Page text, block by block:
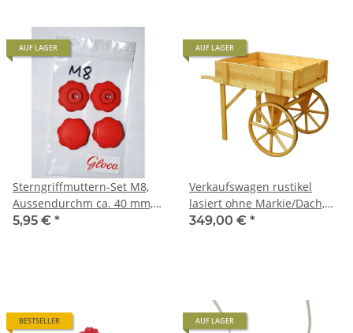
AUF LAGER
Sterngriffmuttern-Set M8,
Aussendurchm ca. 40 mm,
für Gloco Klapprodel-
5,95 € *
AUF LAGER
Verkaufswagen rustikel
lasiert ohne Markie/Dach,
Tischgestell mit Holzräder
349,00 € *
BESTSELLER AUF LAGER